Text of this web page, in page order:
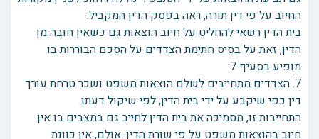
החיוב על פי דין תורה, ראה בפסק הדין המקביל.
בית הדין רשאי להחליט על חיוב הוצאות גם כשאין חובה מן
הדין, זאת על בסיס חתימת הצדדים על הסכם הבוררות בו
מופיע בסעיף 7:
7. הצדדים מתחייבים לשלם הוצאות משפט ושכר טרחת עורך
דין כפי שיקבע על ידי בית הדין, לפי שיקול דעתו.
התחייבות זו, מסמיכה את בית הדין לחייב גם במצבים בו אין
חיוב בהוצאות משפט על פי שורת הדין. אולם, אין כוונת